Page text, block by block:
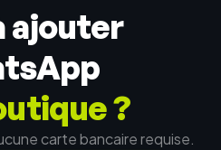
ajouter
?
carte bancaire requise.